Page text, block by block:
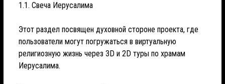
1.1. Свеча Иерусалима
Этот раздел посвящен духовной стороне проекта, где
пользователи могут погружаться в виртуальную
религиозную жизнь через 3D и 2D туры по храмам
Иерусалима.